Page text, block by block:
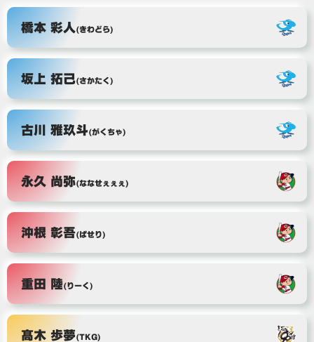
橋本 彩人(きわどら)
坂上 拓己(さかたく)
古川 雅玖斗(がくちゃ)
永久 尚弥(ななせぇぇぇ)
沖根 彰吾(ぱせり)
重田 陸(りーく)
髙木 歩夢(TKG)